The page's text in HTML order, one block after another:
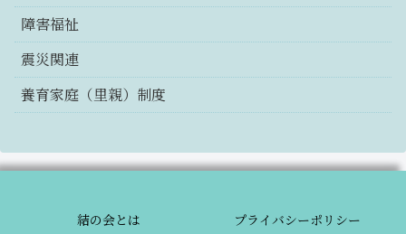
障害福祉
震災関連
養育家庭（里親）制度
結の会とは プライバシーポリシー